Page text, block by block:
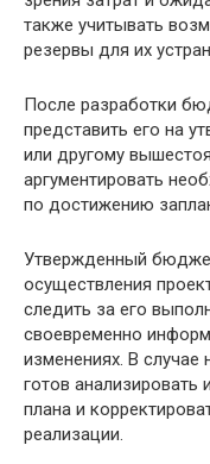
также учитывать
резервы для их
После разработки
представить его на
или другому
аргументировать
по достижению
Утвержденный
осуществления
следить за его
своевременно
изменениях. В
готов анализировать
плана и
реализации.